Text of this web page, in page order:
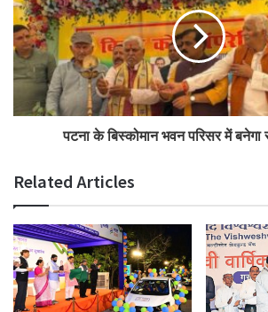
पत्थर बताते हुए कहा कि नई इकाई से संयंत्र की
को मजबूत करने के संगठन के लक्ष्य को और बल मिलेगा।
Tags cooperative IFFCO k j patel MD
पटना के बिस्कोमान भवन परिसर में बनेगा
Related Articles